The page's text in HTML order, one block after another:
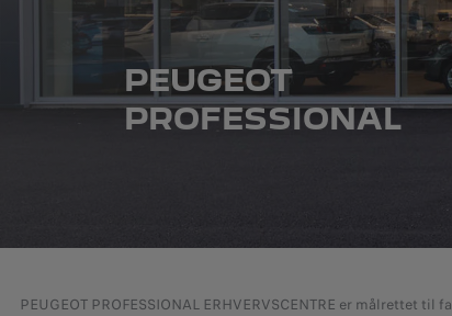
PEUGEOT
PROFESSIONAL
PEUGEOT PROFESSIONAL ERHVERVSCENTRE er målrettet